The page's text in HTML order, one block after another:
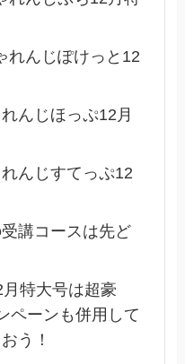
れんじぽけっと12
んじほっぷ12月
んじすてっぷ12
講コースは先ど
特大号は超豪
ペーンも併用して
う！